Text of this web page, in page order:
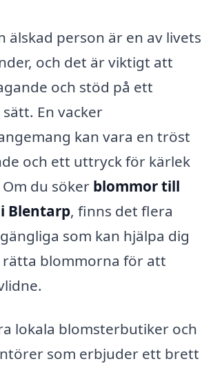
älskad person är en av livets
och det är viktigt att
och stöd på ett
En vacker
kan vara en tröst
och ett uttryck för kärlek
du söker blommor till
Blentarp, finns det flera
som kan hjälpa dig
rätta blommorna för att
lokala blomsterbutiker och
som erbjuder ett brett